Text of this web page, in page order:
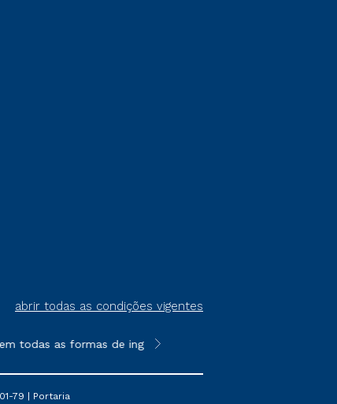
abrir todas as condições vigentes
as formas de ingresso, exceto na prova on-line ou
**Semipresencial é um formato do
79 | Portaria